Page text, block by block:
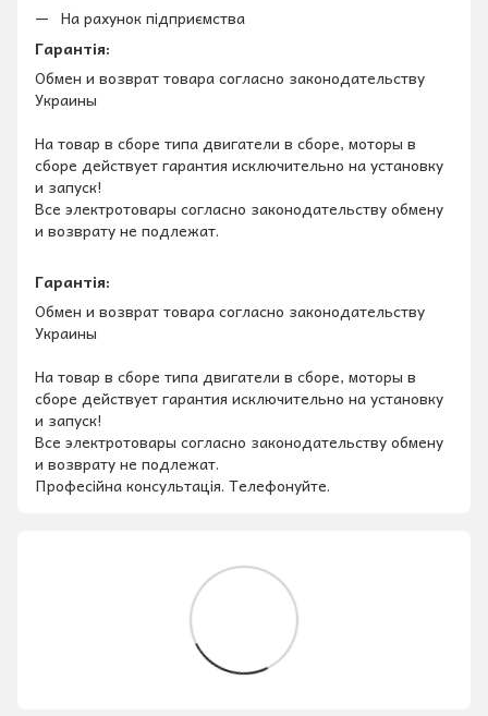
На рахунок підприємства
Гарантія:
Обмен и возврат товара согласно законодательству
Украины
На товар в сборе типа двигатели в сборе, моторы в
сборе действует гарантия исключительно на установку
и запуск!
Все электротовары согласно законодательству обмену
и возврату не подлежат.
Гарантія:
Обмен и возврат товара согласно законодательству
Украины
На товар в сборе типа двигатели в сборе, моторы в
сборе действует гарантия исключительно на установку
и запуск!
Все электротовары согласно законодательству обмену
и возврату не подлежат.
Професійна консультація. Телефонуйте.